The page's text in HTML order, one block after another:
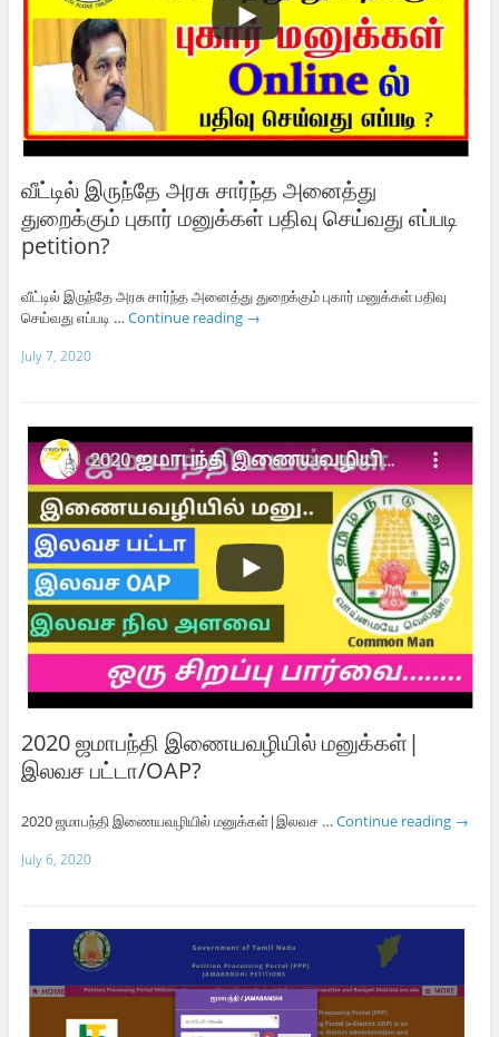
வீட்டில் இருந்தே அரசு சார்ந்த அனைத்து
துறைக்கும் புகார் மனுக்கள் பதிவு செய்வது எப்படி
petition?
வீட்டில் இருந்தே அரசு சார்ந்த அனைத்து துறைக்கும் புகார் மனுக்கள் பதிவு
செய்வது எப்படி … Continue reading →
July 7, 2020
2020 ஜமாபந்தி இணையவழியில் மனுக்கள்|
இலவச பட்டா/OAP?
2020 ஜமாபந்தி இணையவழியில் மனுக்கள்|இலவச … Continue reading →
July 6, 2020